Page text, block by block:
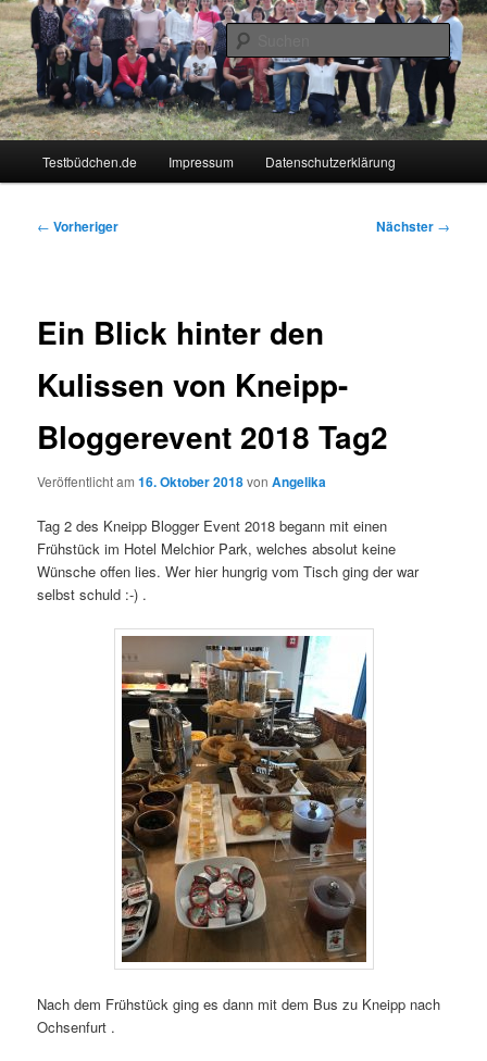
Zum
primären
Inhalt
springenTestbüdchen
Lifestyle For Living
Testbüdchen.de Impressum Datenschutzerklärung
Beitragsnavigation
← Vorheriger Nächster →
Ein Blick hinter den
Kulissen von Kneipp-
Bloggerevent 2018 Tag2
Veröffentlicht am16. Oktober 2018vonAngelika
Tag 2 des Kneipp Blogger Event 2018 begann mit einen
Frühstück im Hotel Melchior Park, welches absolut keine
Wünsche offen lies. Wer hier hungrig vom Tisch ging der war
selbst schuld :-) .
Nach dem Frühstück ging es dann mit dem Bus zu Kneipp nach
Ochsenfurt .